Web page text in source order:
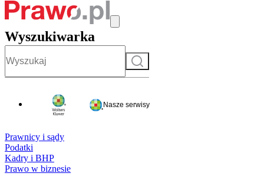
Wyszukiwarka
Szukaj
Nasze serwisy
Prawnicy i sądy
Podatki
Kadry i BHP
Prawo w biznesie